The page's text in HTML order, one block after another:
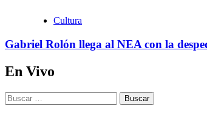
Cultura
Gabriel Rolón llega al NEA con la
En Vivo
Buscar: